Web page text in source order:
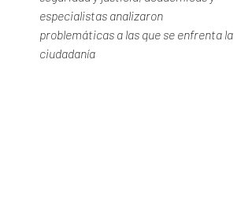
especialistas analizaron
problemáticas a las que se enfrenta la
ciudadanía